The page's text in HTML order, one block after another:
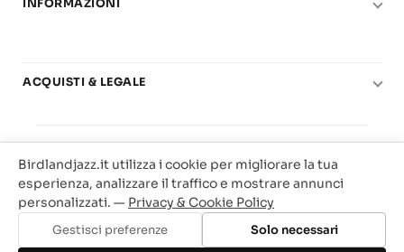
Aggiungi al carrello
Basi play-along
Offerte
INFORMAZIONI
Carta del Docente
ACQUISTI & LEGALE
Privacy & Cookie
Traccia il tuo ordine
Birdland Milano. P.Iva 12093700156
Web Agency Milano
Birdlandjazz.it utilizza i cookie per migliorare la tua
esperienza, analizzare il traffico e mostrare annunci
personalizzati. — Privacy & Cookie Policy
Gestisci preferenze Solo necessari